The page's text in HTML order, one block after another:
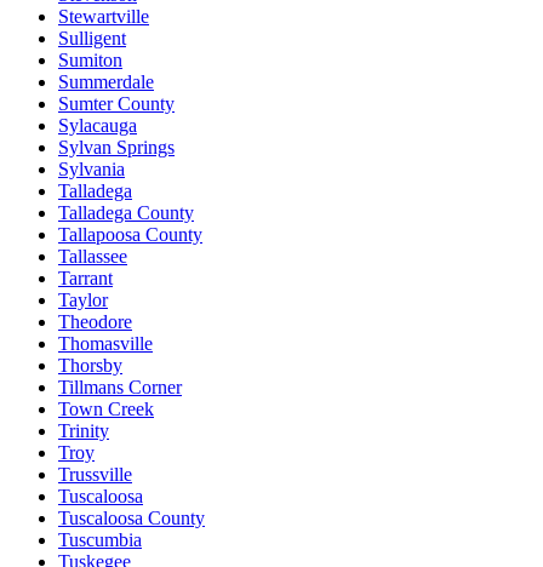
Stewartville
Sulligent
Sumiton
Summerdale
Sumter County
Sylacauga
Sylvan Springs
Sylvania
Talladega
Talladega County
Tallapoosa County
Tallassee
Tarrant
Taylor
Theodore
Thomasville
Thorsby
Tillmans Corner
Town Creek
Trinity
Troy
Trussville
Tuscaloosa
Tuscaloosa County
Tuscumbia
Tuskegee